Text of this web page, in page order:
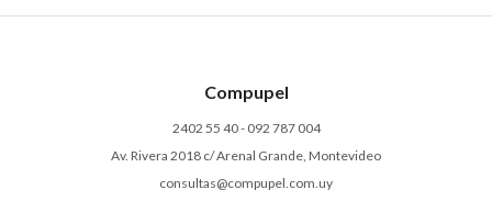
Compupel
2402 55 40 - 092 787 004
Av. Rivera 2018 c/ Arenal Grande, Montevideo
consultas@compupel.com.uy